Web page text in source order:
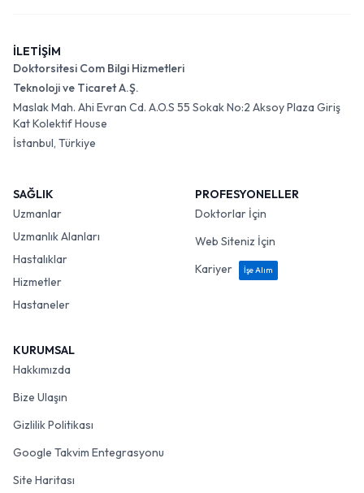
İLETİŞİM
Doktorsitesi Com Bilgi Hizmetleri
Teknoloji ve Ticaret A.Ş.
Maslak Mah. Ahi Evran Cd. A.O.S 55 Sokak No:2 Aksoy Plaza Giriş
Kat Kolektif House
İstanbul, Türkiye
SAĞLIK
Uzmanlar
Uzmanlık Alanları
Hastalıklar
Hizmetler
Hastaneler
PROFESYONELLER
Doktorlar İçin
Web Siteniz İçin
Kariyer
İşe Alım
KURUMSAL
Hakkımızda
Bize Ulaşın
Gizlilik Politikası
Google Takvim Entegrasyonu
Site Haritası